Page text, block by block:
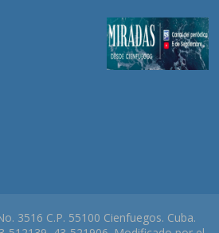
3516 C.P. 55100 Cienfuegos. Cuba.